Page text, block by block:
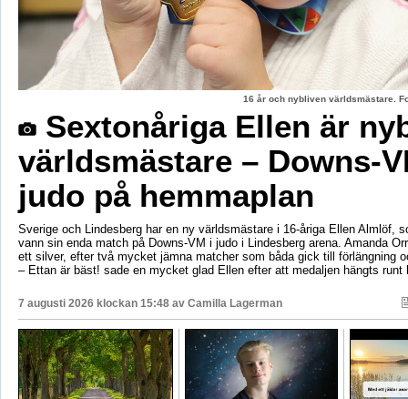
16 år och nybliven världsmästare.
Sextonåriga Ellen är
världsmästare – Downs-
judo på hemmaplan
Sverige och Lindesberg har en ny världsmästare i 16-åriga Ellen Almlöf,
vann sin enda match på Downs-VM i judo i Lindesberg arena. Amanda
ett silver, efter två mycket jämna matcher som båda gick till förlängning
– Ettan är bäst! sade en mycket glad Ellen efter att medaljen hängts runt
7 augusti 2026 klockan 15:48 av Camilla Lagerman